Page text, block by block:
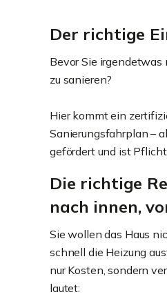
Der richtige
Bevor Sie irgendetwas
zu sanieren?
Hier kommt ein
Sanierungsfahrplan –
gefördert und ist
Die richtige
nach innen,
Sie wollen das Haus
schnell die Heizung
nur Kosten, sondern
lautet: